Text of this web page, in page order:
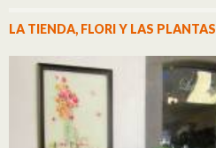
LA TIENDA, FLORI Y LAS PLANTAS